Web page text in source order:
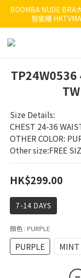
BOOMBA NUDE BRA
智能櫃
TP24W0536
Size Details:
CHEST 24-36
OTHER COLOR:
Other size:FREE
HK$299.00
7-14 DAYS
顏色 : PURPLE
PURPLE MINT